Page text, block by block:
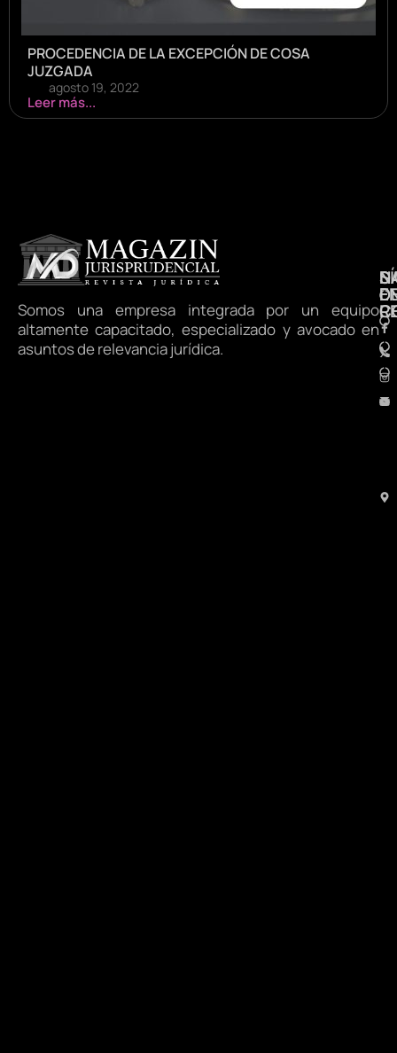
PROCEDENCIA DE LA EXCEPCIÓN DE COSA
JUZGADA
agosto 19, 2022
Leer más...
Somos una empresa integrada por un equipo
altamente capacitado, especializado y avocado en
asuntos de relevancia jurídica.